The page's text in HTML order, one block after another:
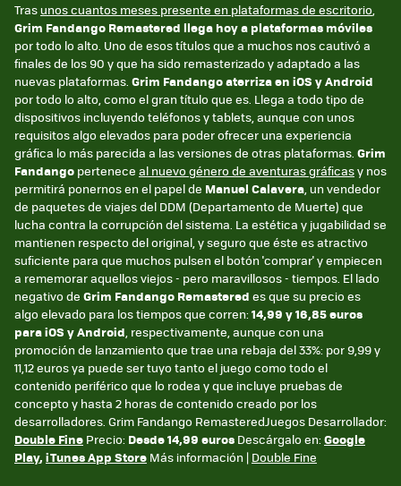
Trasunos cuantos meses presente en plataformas de escritorio,
Grim Fandango Remastered llega hoy a plataformas móviles
por todo lo alto. Uno de esos títulos que a muchos nos cautivó a
finales de los 90 y que ha sido remasterizado y adaptado a las
nuevas plataformas. Grim Fandango aterriza en iOS y Android
por todo lo alto, como el gran título que es. Llega a todo tipo de
dispositivos incluyendo teléfonos y tablets, aunque con unos
requisitos algo elevados para poder ofrecer una experiencia
gráfica lo más parecida a las versiones de otras plataformas. Grim
Fandango pertenece al nuevo género de aventuras gráficasy nos
permitirá ponernos en el papel de Manuel Calavera, un vendedor
de paquetes de viajes del DDM (Departamento de Muerte) que
lucha contra la corrupción del sistema. La estética y jugabilidad se
mantienen respecto del original, y seguro que éste es atractivo
suficiente para que muchos pulsen el botón 'comprar' y empiecen
a rememorar aquellos viejos - pero maravillosos - tiempos. El lado
negativo de Grim Fandango Remastered es que su precio es
algo elevado para los tiempos que corren: 14,99 y 16,85 euros
para iOS y Android, respectivamente, aunque con una
promoción de lanzamiento que trae una rebaja del 33%: por 9,99 y
11,12 euros ya puede ser tuyo tanto el juego como todo el
contenido periférico que lo rodea y que incluye pruebas de
concepto y hasta 2 horas de contenido creado por los
desarrolladores. Grim Fandango RemasteredJuegos Desarrollador:
Double Fine Precio: Desde 14,99 euros Descárgalo en: Google
Play, iTunes App Store Más información | Double Fine